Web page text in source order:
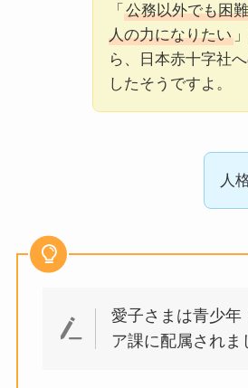
「 公務以外でも困
人の力になりたい
ら、日本赤十字社
したそうですよ。
人
愛子さまは青少年
ア課に配属されま